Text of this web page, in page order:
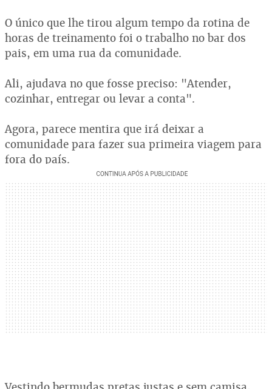
O único que lhe tirou algum tempo da rotina de
horas de treinamento foi o trabalho no bar dos
pais, em uma rua da comunidade.
Ali, ajudava no que fosse preciso: "Atender,
cozinhar, entregar ou levar a conta".
Agora, parece mentira que irá deixar a
comunidade para fazer sua primeira viagem para
fora do país.